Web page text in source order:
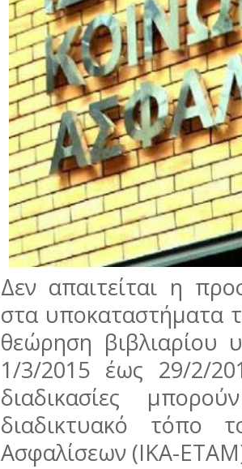
Δεν απαιτείται η
στα υποκαταστήματα
θεώρηση βιβλιαρίου
1/3/2015 έως 29/2/
διαδικασίες
διαδικτυακό τόπο
Ασφαλίσεων (ΙΚΑ-